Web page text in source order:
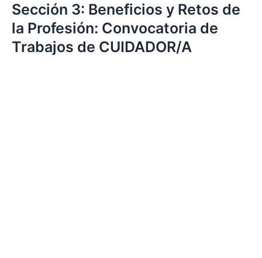
Sección 3: Beneficios y Retos de
la Profesión: Convocatoria de
Trabajos de CUIDADOR/A